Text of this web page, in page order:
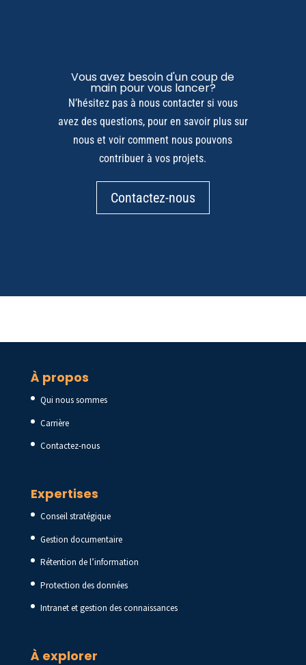
Vous avez besoin d'un coup de
main pour vous lancer?
N’hésitez pas à nous contacter si vous
avez des questions, pour en savoir plus sur
nous et voir comment nous pouvons
contribuer à vos projets.
Contactez-nous
À propos
Qui nous sommes
Carrière
Contactez-nous
Expertises
Conseil stratégique
Gestion documentaire
Rétention de l’information
Protection des données
Intranet et gestion des connaissances
À explorer